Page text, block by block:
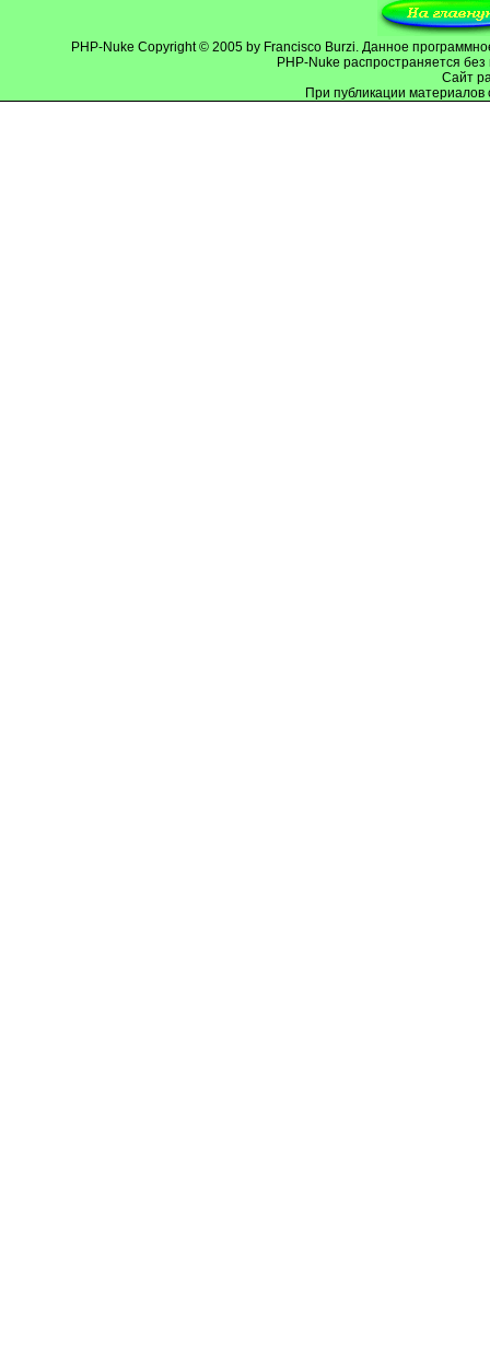
PHP-Nuke Copyright © 2005 by Francisco Burzi. Данное
PHP-Nuke распространяется
Cайт
При публикации